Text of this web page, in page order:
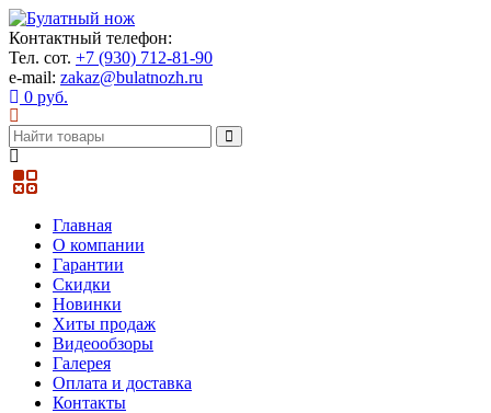
Контактный телефон:
Тел. сот. +7 (930) 712-81-90
e-mail: zakaz@bulatnozh.ru
0 руб.
Главная
О компании
Гарантии
Скидки
Новинки
Хиты продаж
Видеообзоры
Галерея
Оплата и доставка
Контакты